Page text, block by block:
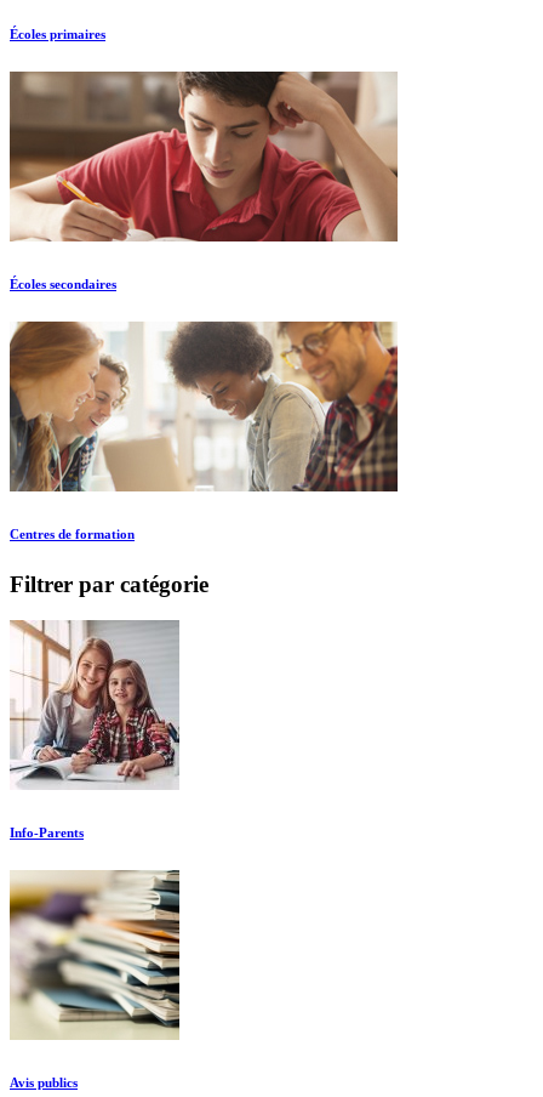
Écoles primaires
Écoles secondaires
Centres de formation
Filtrer par catégorie
Info-Parents
Avis publics